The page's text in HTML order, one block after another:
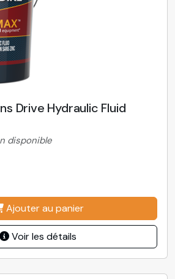
Drive Hydraulic Fluid
disponible
Ajouter au panier
Voir les détails